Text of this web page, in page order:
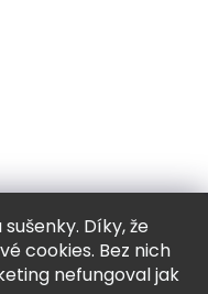
Díky, že
cookies. Bez nich
nefungoval jak
práva vyhrazena.
Shoptak.cz